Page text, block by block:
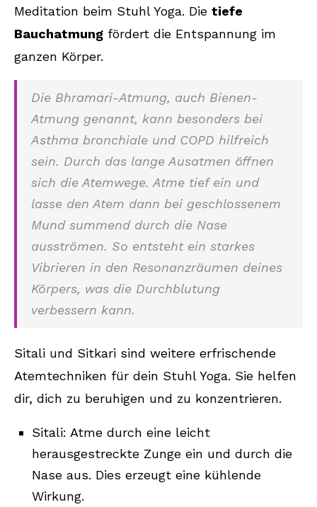
Meditation beim Stuhl Yoga. Die tiefe
Bauchatmung fördert die Entspannung im
ganzen Körper.
Die Bhramari-Atmung, auch Bienen-
Atmung genannt, kann besonders bei
Asthma bronchiale und COPD hilfreich
sein. Durch das lange Ausatmen öffnen
sich die Atemwege. Atme tief ein und
lasse den Atem dann bei geschlossenem
Mund summend durch die Nase
ausströmen. So entsteht ein starkes
Vibrieren in den Resonanzräumen deines
Körpers, was die Durchblutung
verbessern kann.
Sitali und Sitkari sind weitere erfrischende
Atemtechniken für dein Stuhl Yoga. Sie helfen
dir, dich zu beruhigen und zu konzentrieren.
Sitali: Atme durch eine leicht
herausgestreckte Zunge ein und durch die
Nase aus. Dies erzeugt eine kühlende
Wirkung.